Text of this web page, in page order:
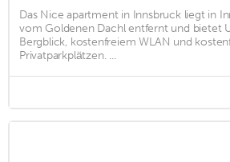
Das Nice apartment in Innsbruck liegt in
vom Goldenen Dachl entfernt und bietet
Bergblick, kostenfreiem WLAN und
Privatparkplätzen. ...